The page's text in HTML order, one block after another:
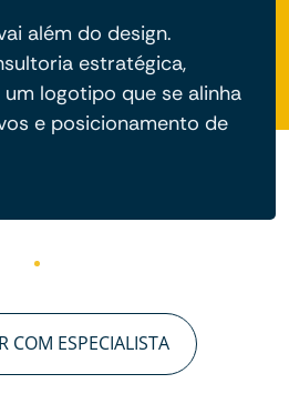
além do design.
estratégica,
logotipo que se alinha
e posicionamento de
COM ESPECIALISTA